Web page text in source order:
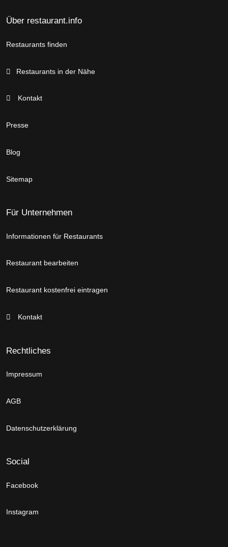
Über restaurant.info
Restaurants finden
Restaurants in der Nähe
Kontakt
Presse
Blog
Sitemap
Für Unternehmen
Informationen für Restaurants
Restaurant bearbeiten
Restaurant kostenfrei eintragen
Kontakt
Rechtliches
Impressum
AGB
Datenschutzerklärung
Social
Facebook
Instagram